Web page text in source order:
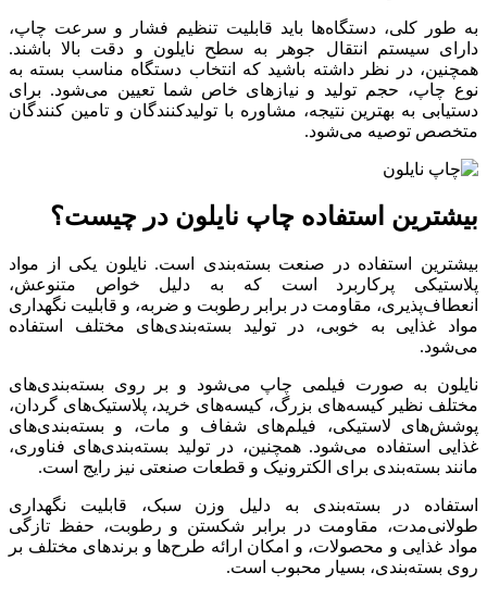
به طور کلی، دستگاه‌ها باید قابلیت تنظیم فشار و سرعت چاپ،
دارای سیستم انتقال جوهر به سطح نایلون و دقت بالا باشند.
همچنین، در نظر داشته باشید که انتخاب دستگاه مناسب بسته به
نوع چاپ، حجم تولید و نیازهای خاص شما تعیین می‌شود. برای
دستیابی به بهترین نتیجه، مشاوره با تولیدکنندگان و تامین کنندگان
متخصص توصیه می‌شود.
بیشترین استفاده چاپ نایلون در چیست؟
بیشترین استفاده در صنعت بسته‌بندی است. نایلون یکی از مواد
پلاستیکی پرکاربرد است که به دلیل خواص متنوعش،
انعطاف‌پذیری، مقاومت در برابر رطوبت و ضربه، و قابلیت نگهداری
مواد غذایی به خوبی، در تولید بسته‌بندی‌های مختلف استفاده
می‌شود.
نایلون به صورت فیلمی چاپ می‌شود و بر روی بسته‌بندی‌های
مختلف نظیر کیسه‌های بزرگ، کیسه‌های خرید، پلاستیک‌های گردان،
پوشش‌های لاستیکی، فیلم‌های شفاف و مات، و بسته‌بندی‌های
غذایی استفاده می‌شود. همچنین، در تولید بسته‌بندی‌های فناوری،
مانند بسته‌بندی برای الکترونیک و قطعات صنعتی نیز رایج است.
استفاده در بسته‌بندی به دلیل وزن سبک، قابلیت نگهداری
طولانی‌مدت، مقاومت در برابر شکستن و رطوبت، حفظ تازگی
مواد غذایی و محصولات، و امکان ارائه طرح‌ها و برندهای مختلف بر
روی بسته‌بندی، بسیار محبوب است.